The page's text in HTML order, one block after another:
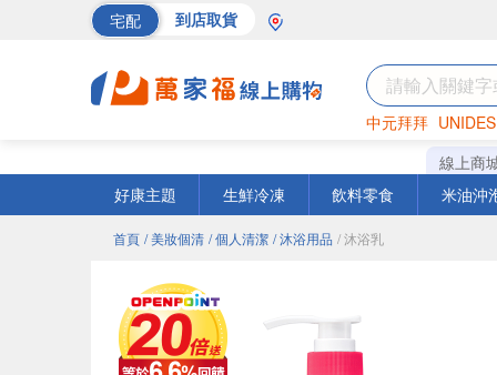
宅配 到店取貨
中元拜拜
巧克力 罐頭
線上商
好康主題
生鮮冷凍 飲料零食 米油沖
首頁 / 美妝個清 / 個人清潔 / 沐浴用品 / 沐浴乳